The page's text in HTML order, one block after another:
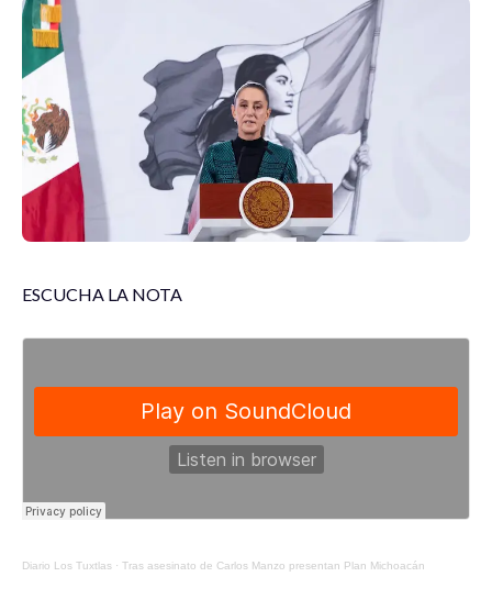
ESCUCHA LA NOTA
Diario Los Tuxtlas · Tras asesinato de Carlos Manzo presentan Plan Michoacán